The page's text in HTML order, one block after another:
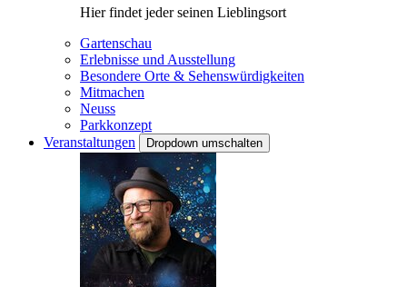
Hier findet jeder seinen Lieblingsort
Gartenschau
Erlebnisse und Ausstellung
Besondere Orte & Sehenswürdigkeiten
Mitmachen
Neuss
Parkkonzept
Veranstaltungen
Dropdown umschalten